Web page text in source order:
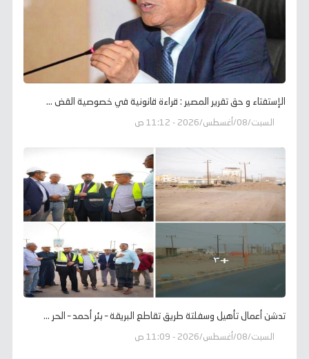
الإستفتاء و حق تقرير المصير : قراءة قانونية في خصوصية القض ...
السبت/08/أغسطس/2026 - 11:12 ص
تدشن أعمال تأهيل وسفلتة طريق تقاطع البريقة – بئر أحمد – الحر ...
السبت/08/أغسطس/2026 - 11:09 ص